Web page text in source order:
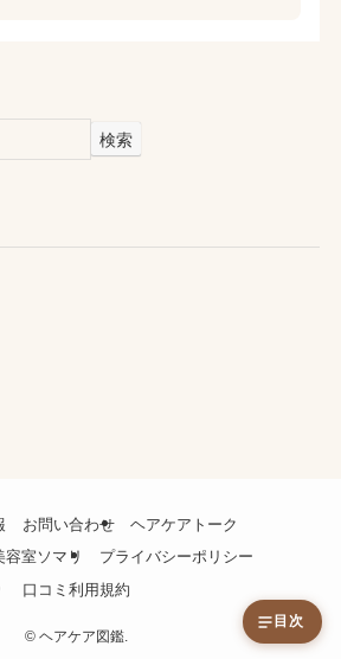
検索
お問い合わせ
ヘアケアトーク
容室ソマリ
プライバシーポリシー
口コミ利用規約
©ヘアケア図鑑.
目次